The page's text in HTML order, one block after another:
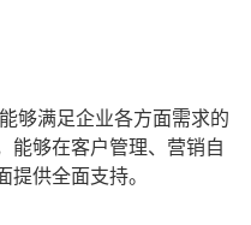
够满足企业各方面需求的
能够在客户管理、营销自
供全面支持。